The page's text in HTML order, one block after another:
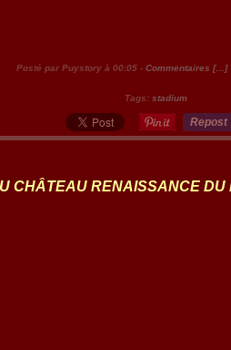
Posté par Puystory à 00:05 - Commentaires [… ]
Tags: stadium
Repost
CHÂTEAU RENAISSANCE DU